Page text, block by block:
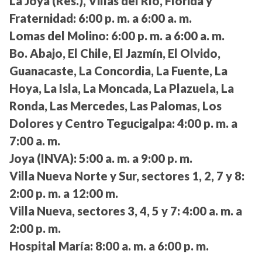
Fraternidad: 6:00 p. m. a 6:00 a. m.
Lomas del Molino: 6:00 p. m. a 6:00 a. m.
Bo. Abajo, El Chile, El Jazmín, El Olvido,
Guanacaste, La Concordia, La Fuente, La
Hoya, La Isla, La Moncada, La Plazuela, La
Ronda, Las Mercedes, Las Palomas, Los
Dolores y Centro Tegucigalpa: 4:00 p. m. a
7:00 a. m.
Joya (INVA): 5:00 a. m. a 9:00 p. m.
Villa Nueva Norte y Sur, sectores 1, 2, 7 y 8:
2:00 p. m. a 12:00 m.
Villa Nueva, sectores 3, 4, 5 y 7: 4:00 a. m. a
2:00 p. m.
Hospital María: 8:00 a. m. a 6:00 p. m.